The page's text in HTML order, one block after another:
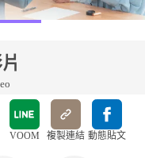
VOOM
複製連結 動態貼文